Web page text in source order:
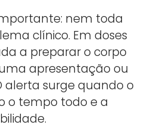
nem toda
clínico. Em doses
a preparar o corpo
apresentação ou
surge quando o
o tempo todo e a